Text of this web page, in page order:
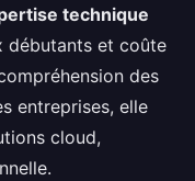
technique
débutants et coûte
des
entreprises, elle
cloud,